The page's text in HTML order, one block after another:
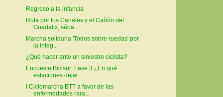
Regreso a la infancia
Ruta por los Canales y el Cañón del
Guadalix, sába...
Marcha solidaria 'Todos sobre ruedas' por
la integ...
¿Qué hacer ante un siniestro ciclista?
Encuesta Bicisur: Fase 3 ¿En qué
estaciones dejar ...
I Ciclomarcha BTT a favor de las
enfermedades rara...